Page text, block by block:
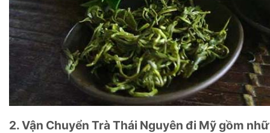
2. Vận Chuyển Trà Thái Nguyên đi Mỹ gồm